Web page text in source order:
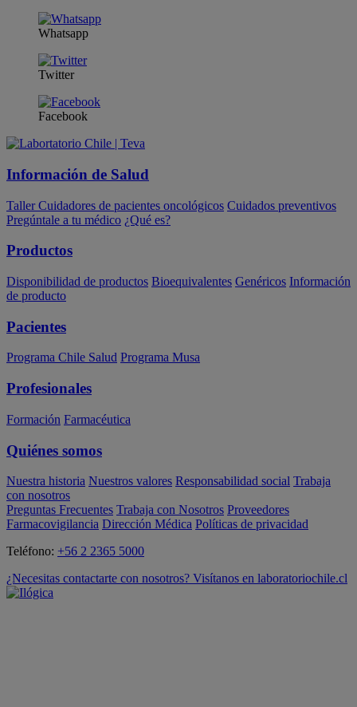
Whatsapp
Twitter
Facebook
Información de Salud
Taller Cuidadores de pacientes oncológicos Cuidados preventivos
Pregúntale a tu médico ¿Qué es?
Productos
Disponibilidad de productos Bioequivalentes Genéricos Información
de producto
Pacientes
Programa Chile Salud Programa Musa
Profesionales
Formación Farmacéutica
Quiénes somos
Nuestra historia Nuestros valores Responsabilidad social Trabaja
con nosotros
Preguntas Frecuentes Trabaja con Nosotros Proveedores
Farmacovigilancia Dirección Médica Políticas de privacidad
Teléfono: +56 2 2365 5000
¿Necesitas contactarte con nosotros? Visítanos en laboratoriochile.cl